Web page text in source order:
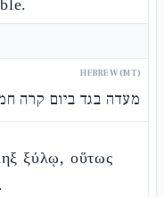
HEBREW (MT)
מעדה בגד ביום קרה
ξύλῳ, οὕτως